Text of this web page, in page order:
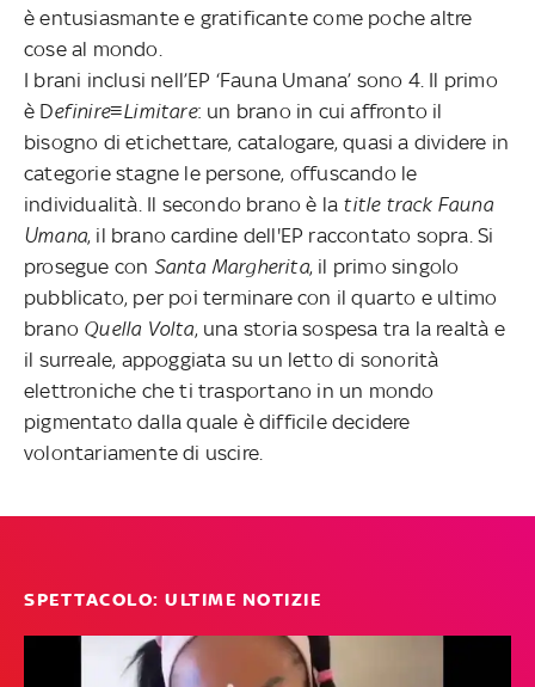
è entusiasmante e gratificante come poche altre
cose al mondo.
I brani inclusi nell’EP ‘Fauna Umana’ sono 4. Il primo
è Definire≡Limitare: un brano in cui affronto il
bisogno di etichettare, catalogare, quasi a dividere in
categorie stagne le persone, offuscando le
individualità. Il secondo brano è la title track Fauna
Umana, il brano cardine dell'EP raccontato sopra. Si
prosegue con Santa Margherita, il primo singolo
pubblicato, per poi terminare con il quarto e ultimo
brano Quella Volta, una storia sospesa tra la realtà e
il surreale, appoggiata su un letto di sonorità
elettroniche che ti trasportano in un mondo
pigmentato dalla quale è difficile decidere
volontariamente di uscire.
SPETTACOLO: ULTIME NOTIZIE